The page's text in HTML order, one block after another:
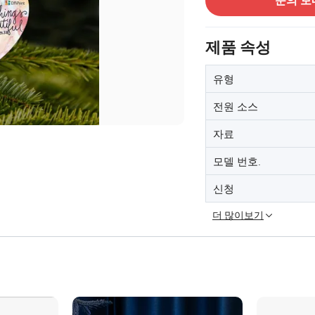
제품 속성
유형
전원 소스
자료
모델 번호.
신청
더 많이보기